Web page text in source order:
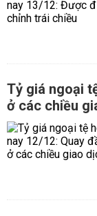
Tỷ giá ngoại
ở các chiều